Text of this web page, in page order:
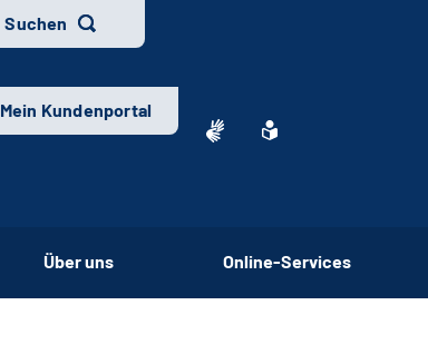
Suchen
Mein Kundenportal
Über uns Online-Services